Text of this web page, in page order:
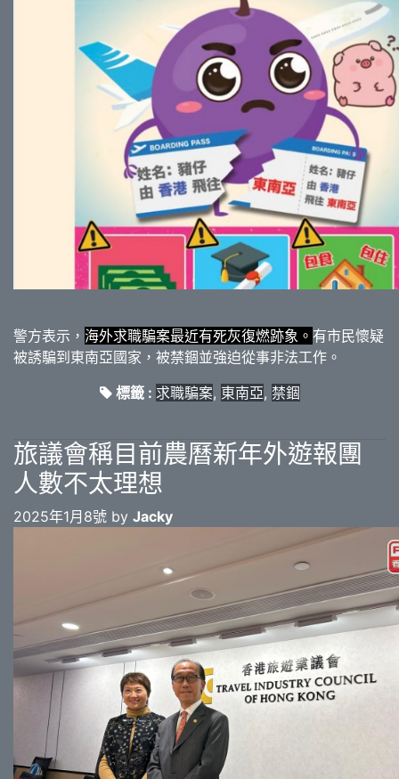
警方表示， 海外求職騙案最近有死灰復燃跡象。 有市民懷疑
被誘騙到東南亞國家，被禁錮並強迫從事非法工作。
標籤 : 求職騙案, 東南亞, 禁錮
旅議會稱目前農曆新年外遊報團
人數不太理想
2025年1月8號 by Jacky